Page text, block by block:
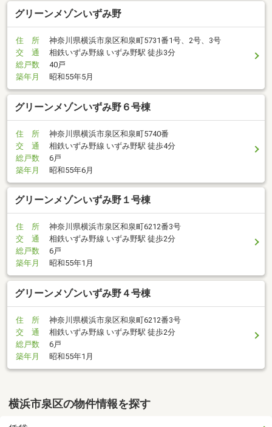
グリーンメゾンいずみ野
住 所
神奈川県横浜市泉区和泉町5731番1号、2号、3号
交 通
相鉄いずみ野線 いずみ野駅 徒歩3分
総戸数
40戸
築年月
昭和55年5月
グリーンメゾンいずみ野６号棟
住 所
神奈川県横浜市泉区和泉町5740番
交 通
相鉄いずみ野線 いずみ野駅 徒歩4分
総戸数
6戸
築年月
昭和55年6月
グリーンメゾンいずみ野１号棟
住 所
神奈川県横浜市泉区和泉町6212番3号
交 通
相鉄いずみ野線 いずみ野駅 徒歩2分
総戸数
6戸
築年月
昭和55年1月
グリーンメゾンいずみ野４号棟
住 所
神奈川県横浜市泉区和泉町6212番3号
交 通
相鉄いずみ野線 いずみ野駅 徒歩2分
総戸数
6戸
築年月
昭和55年1月
横浜市泉区の物件情報を探す